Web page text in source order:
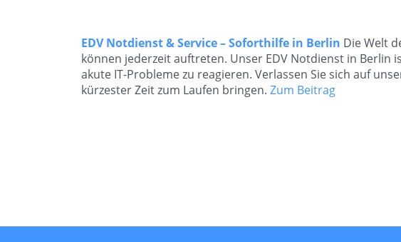
EDV Notdienst & Service – Soforthilfe in Berlin Die Welt
können jederzeit auftreten. Unser EDV Notdienst in
akute IT-Probleme zu reagieren. Verlassen Sie sich auf
kürzester Zeit zum Laufen bringen. Zum Beitrag